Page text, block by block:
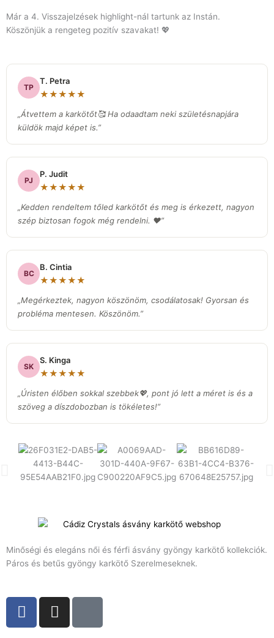
Már a 4. Visszajelzések highlight-nál tartunk az Instán.
Köszönjük a rengeteg pozitív szavakat! 💖
TP
T. Petra
★★★★★
„Átvettem a karkötőt🥰 Ha odaadtam neki születésnapjára
küldök majd képet is.”
PJ
P. Judit
★★★★★
„Kedden rendeltem tőled karkötőt és meg is érkezett, nagyon
szép biztosan fogok még rendelni. ❤️”
BC
B. Cintia
★★★★★
„Megérkeztek, nagyon köszönöm, csodálatosak! Gyorsan és
probléma mentesen. Köszönöm.”
SK
S. Kinga
★★★★★
„Úristen élőben sokkal szebbek💖, pont jó lett a méret is és a
szöveg a díszdobozban is tökéletes!”
Minőségi és elegáns női és férfi ásvány gyöngy karkötő kollekciók.
Páros és betűs gyöngy karkötő Szerelmeseknek.
F
a
I
n